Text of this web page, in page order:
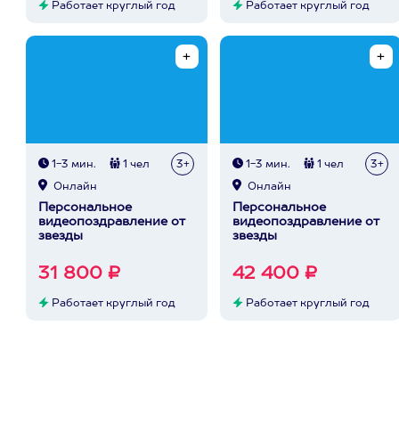
Работает круглый год Работает круглый год
1-3 мин. 1 чел 3+
Онлайн
Персональное
видеопоздравление от
звезды
31 800 ₽
Работает круглый год
1-3 мин. 1 чел 3+
Онлайн
Персональное
видеопоздравление от
звезды
42 400 ₽
Работает круглый год